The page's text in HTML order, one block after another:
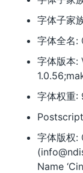
字体子家
字体全名:
字体版本:
字体权重:
字体版权
Name